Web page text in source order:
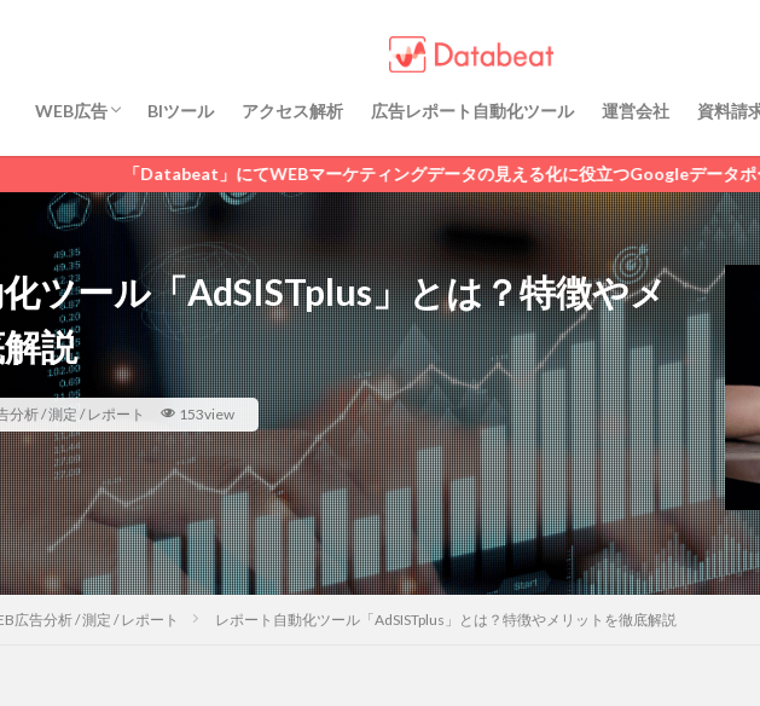
WEB広告
WEB広告代理店
WEB広告分析 / 測定 / レポート
WEB広告運用 / 管理ノウハウ
BIツール アクセス解析 広告レポート自動化ツール 運営会社 資料請
」にてWEBマーケティングデータの見える化に役立つGoogleデータポータルのレポート
ツール「AdSISTplus」とは？特徴やメ
説
分析 / 測定 / レポート 153view
広告分析 / 測定 / レポート レポート自動化ツール「AdSISTplus」とは？特徴やメリットを徹底解説
SNS広告 アフィリエイト広告
リスティング広告
広告運用代行
検索